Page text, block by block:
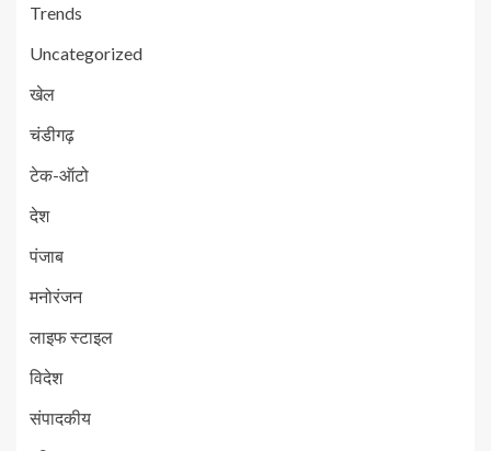
Trends
Uncategorized
खेल
चंडीगढ़
टेक-ऑटो
देश
पंजाब
मनोरंजन
लाइफ स्टाइल
विदेश
संपादकीय